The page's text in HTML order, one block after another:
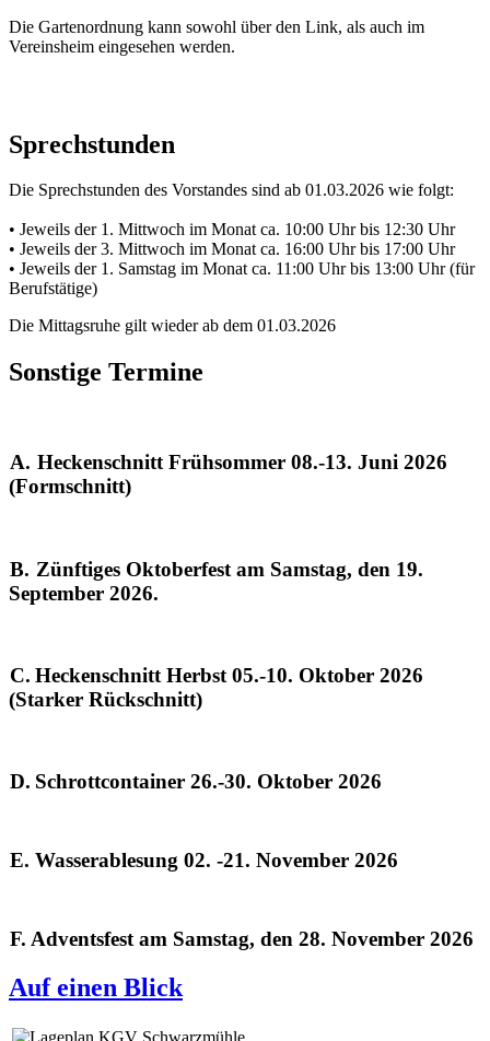
Die Gartenordnung kann sowohl über den Link, als auch im
Vereinsheim eingesehen werden.
Sprechstunden
Die Sprechstunden des Vorstandes sind ab 01.03.2026 wie folgt:
• Jeweils der 1. Mittwoch im Monat ca. 10:00 Uhr bis 12:30 Uhr
• Jeweils der 3. Mittwoch im Monat ca. 16:00 Uhr bis 17:00 Uhr
• Jeweils der 1. Samstag im Monat ca. 11:00 Uhr bis 13:00 Uhr (für
Berufstätige)
Die Mittagsruhe gilt wieder ab dem 01.03.2026
Sonstige Termine
Heckenschnitt Frühsommer 08.-13. Juni 2026
(Formschnitt)
Zünftiges Oktoberfest am Samstag, den 19.
September 2026.
Heckenschnitt Herbst 05.-10. Oktober 2026
(Starker Rückschnitt)
Schrottcontainer 26.-30. Oktober 2026
Wasserablesung 02. -21. November 2026
Adventsfest am Samstag, den 28. November 2026
Auf einen Blick